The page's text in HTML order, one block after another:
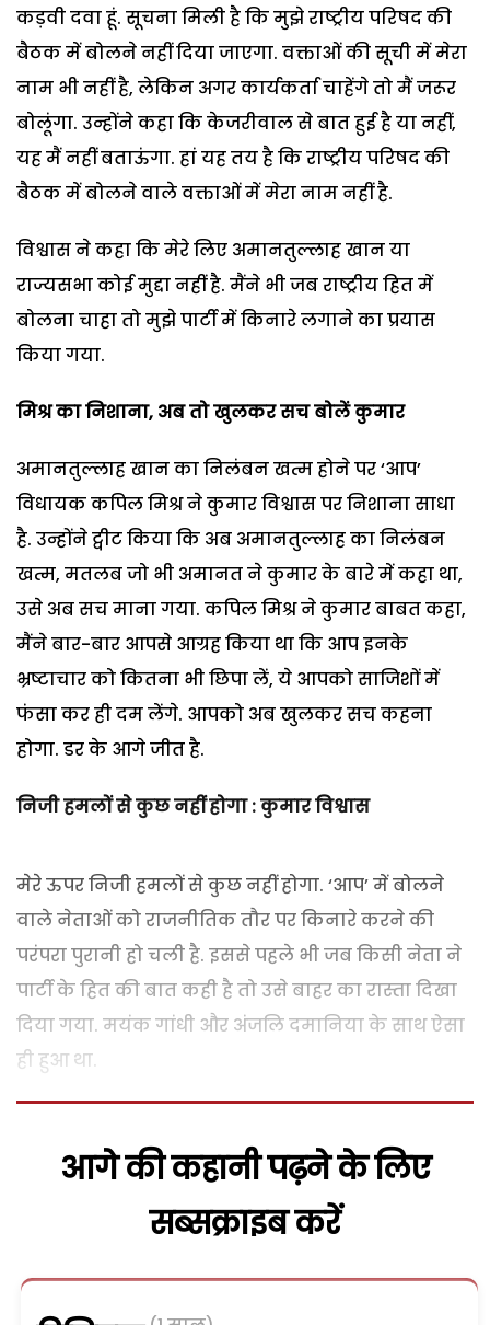
कड़वी दवा हूं. सूचना मिली है कि मुझे राष्ट्रीय परिषद की
बैठक में बोलने नहीं दिया जाएगा. वक्ताओं की सूची में मेरा
नाम भी नहीं है, लेकिन अगर कार्यकर्ता चाहेंगे तो मैं जरूर
बोलूंगा. उन्होंने कहा कि केजरीवाल से बात हुई है या नहीं,
यह मैं नहीं बताऊंगा. हां यह तय है कि राष्ट्रीय परिषद की
बैठक में बोलने वाले वक्ताओं में मेरा नाम नहीं है.
विश्वास ने कहा कि मेरे लिए अमानतुल्लाह खान या
राज्यसभा कोई मुद्दा नहीं है. मैंने भी जब राष्ट्रीय हित में
बोलना चाहा तो मुझे पार्टी में किनारे लगाने का प्रयास
किया गया.
मिश्र का निशाना, अब तो खुलकर सच बोलें कुमार
अमानतुल्लाह खान का निलंबन खत्म होने पर ‘आप’
विधायक कपिल मिश्र ने कुमार विश्वास पर निशाना साधा
है. उन्होंने ट्वीट किया कि अब अमानतुल्लाह का निलंबन
खत्म, मतलब जो भी अमानत ने कुमार के बारे में कहा था,
उसे अब सच माना गया. कपिल मिश्र ने कुमार बाबत कहा,
मैंने बार-बार आपसे आग्रह किया था कि आप इनके
भ्रष्टाचार को कितना भी छिपा लें, ये आपको साजिशों में
फंसा कर ही दम लेंगे. आपको अब खुलकर सच कहना
होगा. डर के आगे जीत है.
निजी हमलों से कुछ नहीं होगा: कुमार विश्वास
मेरे ऊपर निजी हमलों से कुछ नहीं होगा. ‘आप’ में बोलने
वाले नेताओं को राजनीतिक तौर पर किनारे करने की
परंपरा पुरानी हो चली है. इससे पहले भी जब किसी नेता ने
पार्टी के हित की बात कही है तो उसे बाहर का रास्ता दिखा
दिया गया. मयंक गांधी और अंजलि दमानिया के साथ ऐसा
ही हुआ था.
आगे की कहानी पढ़ने के लिए
सब्सक्राइब करें